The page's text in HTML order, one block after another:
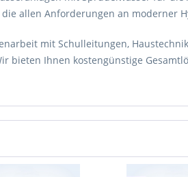
allen Anforderungen an moderner
mit Schulleitungen,
bieten Ihnen kostengünstige